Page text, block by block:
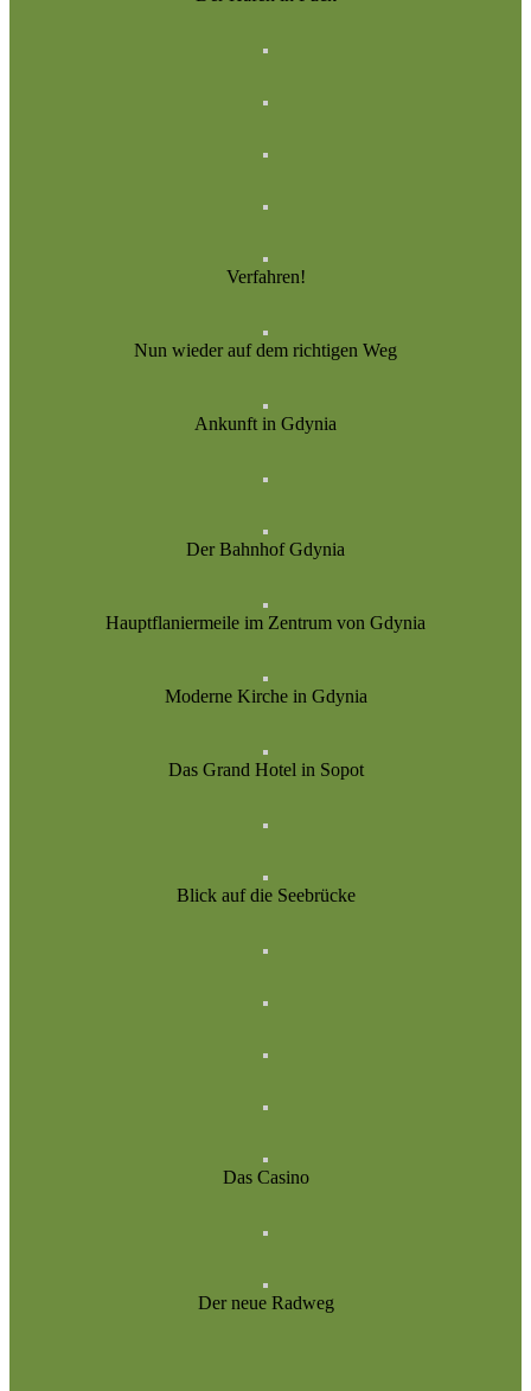
Verfahren!
Nun wieder auf dem richtigen Weg
Ankunft in Gdynia
Der Bahnhof Gdynia
Hauptflaniermeile im Zentrum von Gdynia
Moderne Kirche in Gdynia
Das Grand Hotel in Sopot
Blick auf die Seebrücke
Das Casino
Der neue Radweg